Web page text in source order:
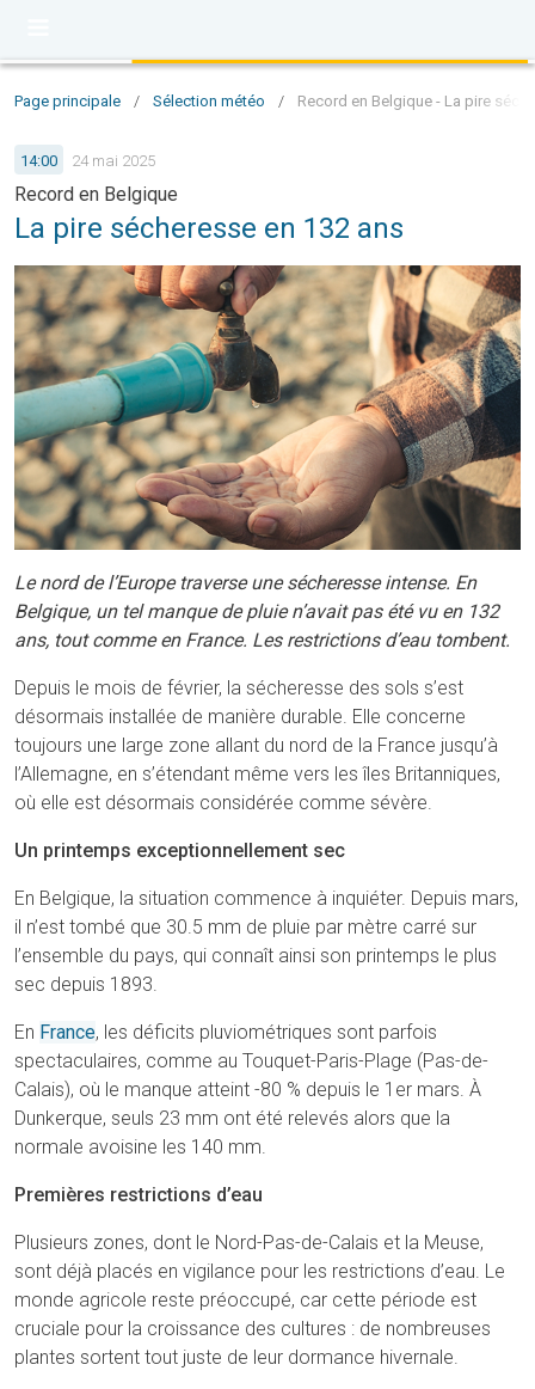
Page principale / Sélection météo / Record en Belgique - La pire
14:00 24 mai 2025
Record en Belgique
La pire sécheresse en 132 ans
Le nord de l’Europe traverse une sécheresse intense. En
Belgique, un tel manque de pluie n’avait pas été vu en 132
ans, tout comme en France. Les restrictions d’eau tombent.
Depuis le mois de février, la sécheresse des sols s’est
désormais installée de manière durable. Elle concerne
toujours une large zone allant du nord de la France jusqu’à
l’Allemagne, en s’étendant même vers les îles Britanniques,
où elle est désormais considérée comme sévère.
Un printemps exceptionnellement sec
En Belgique, la situation commence à inquiéter. Depuis mars,
il n’est tombé que 30.5 mm de pluie par mètre carré sur
l’ensemble du pays, qui connaît ainsi son printemps le plus
sec depuis 1893.
En France, les déficits pluviométriques sont parfois
spectaculaires, comme au Touquet-Paris-Plage (Pas-de-
Calais), où le manque atteint -80 % depuis le 1er mars. À
Dunkerque, seuls 23 mm ont été relevés alors que la
normale avoisine les 140 mm.
Premières restrictions d’eau
Plusieurs zones, dont le Nord-Pas-de-Calais et la Meuse,
sont déjà placés en vigilance pour les restrictions d’eau. Le
monde agricole reste préoccupé, car cette période est
cruciale pour la croissance des cultures : de nombreuses
plantes sortent tout juste de leur dormance hivernale.